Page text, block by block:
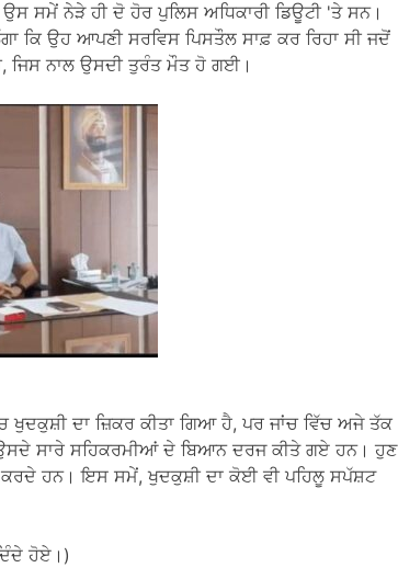
ਸਮੇਂ ਨੇੜੇ ਹੀ ਦੋ ਹੋਰ ਪੁਲਿਸ ਅਧਿਕਾਰੀ ਡਿਊਟੀ 'ਤੇ ਸਨ।
ਕਿ ਉਹ ਆਪਣੀ ਸਰਵਿਸ ਪਿਸਤੌਲ ਸਾਫ਼ ਕਰ ਰਿਹਾ ਸੀ ਜਦੋਂ
ਜਿਸ ਨਾਲ ਉਸਦੀ ਤੁਰੰਤ ਮੌਤ ਹੋ ਗਈ।
ਖੁਦਕੁਸ਼ੀ ਦਾ ਜ਼ਿਕਰ ਕੀਤਾ ਗਿਆ ਹੈ, ਪਰ ਜਾਂਚ ਵਿੱਚ ਅਜੇ ਤੱਕ
ਸਾਰੇ ਸਹਿਕਰਮੀਆਂ ਦੇ ਬਿਆਨ ਦਰਜ ਕੀਤੇ ਗਏ ਹਨ। ਹੁਣ
ਹਨ। ਇਸ ਸਮੇਂ, ਖੁਦਕੁਸ਼ੀ ਦਾ ਕੋਈ ਵੀ ਪਹਿਲੂ ਸਪੱਸ਼ਟ
ਹੋਏ।)